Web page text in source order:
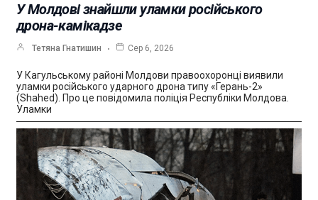
У Молдові знайшли уламки російського
дрона-камікадзе
Тетяна Гнатишин Сер 6, 2026
У Кагульському районі Молдови правоохоронці виявили
уламки російського ударного дрона типу «Герань-2»
(Shahed). Про це повідомила поліція Республіки Молдова.
Уламки